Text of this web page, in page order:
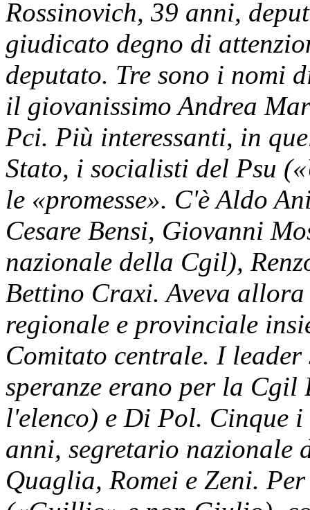
Rossinovich, 39 anni,
giudicato degno di
deputato. Tre sono i nomi
il giovanissimo Andrea
Pci. Più interessanti, in
Stato, i socialisti del Psu
le «promesse». C'è Aldo
Cesare Bensi, Giovanni
nazionale della Cgil),
Bettino Craxi. Aveva
regionale e provinciale
Comitato centrale. I
speranze erano per la
l'elenco) e Di Pol. Cinque
anni, segretario nazionale
Quaglia, Romei e Zeni.